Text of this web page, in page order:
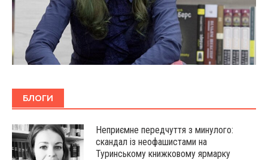
БЛОГИ
Неприємне передчуття з минулого:
скандал із неофашистами на
Туринському книжковому ярмарку